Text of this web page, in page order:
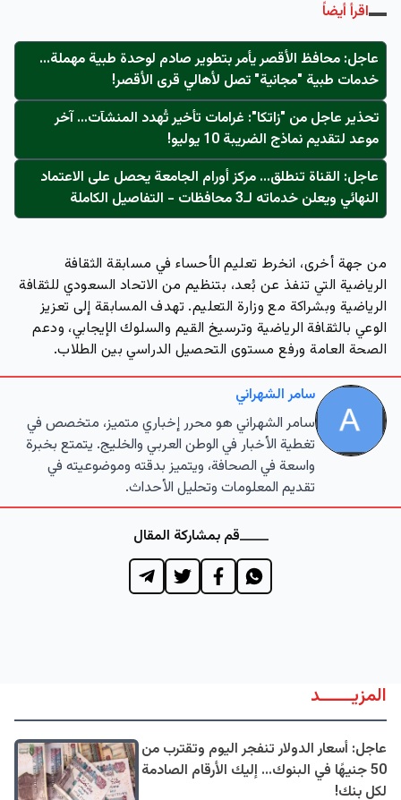
اقرأ أيضاً
عاجل: محافظ الأقصر يأمر بتطوير صادم لوحدة طبية مهملة...
خدمات طبية "مجانية" تصل لأهالي قرى الأقصر!
تحذير عاجل من "زاتكا": غرامات تأخير تُهدد المنشآت… آخر
موعد لتقديم نماذج الضريبة 10 يوليو!
عاجل: القناة تنطلق... مركز أورام الجامعة يحصل على الاعتماد
النهائي ويعلن خدماته لـ3 محافظات - التفاصيل الكاملة
من جهة أخرى، انخرط تعليم الأحساء في مسابقة الثقافة
الرياضية التي تنفذ عن بُعد، بتنظيم من الاتحاد السعودي للثقافة
الرياضية وبشراكة مع وزارة التعليم. تهدف المسابقة إلى تعزيز
الوعي بالثقافة الرياضية وترسيخ القيم والسلوك الإيجابي، ودعم
الصحة العامة ورفع مستوى التحصيل الدراسي بين الطلاب.
سامر الشهراني
سامر الشهراني هو محرر إخباري متميز، متخصص في
تغطية الأخبار في الوطن العربي والخليج. يتمتع بخبرة
واسعة في الصحافة، ويتميز بدقته وموضوعيته في
تقديم المعلومات وتحليل الأحداث.
قم بمشاركة المقال
المزيــــــد
عاجل: أسعار الدولار تنفجر اليوم وتقترب من
50 جنيهًا في البنوك... إليك الأرقام الصادمة
لكل بنك!